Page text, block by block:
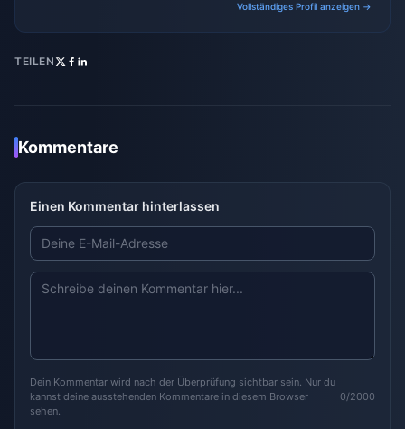
Vollständiges Profil anzeigen →
TEILEN
Kommentare
Einen Kommentar hinterlassen
Dein Kommentar wird nach der Überprüfung sichtbar sein. Nur du
kannst deine ausstehenden Kommentare in diesem Browser
sehen.
0/2000